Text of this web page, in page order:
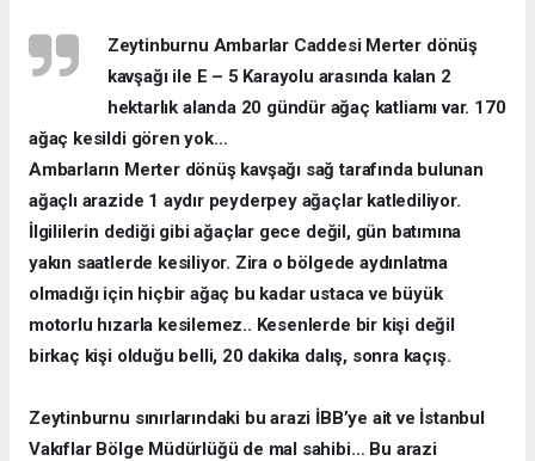
Zeytinburnu Ambarlar Caddesi Merter dönüş
kavşağı ile E – 5 Karayolu arasında kalan 2
hektarlık alanda 20 gündür ağaç katliamı var. 170
ağaç kesildi gören yok…
Ambarların Merter dönüş kavşağı sağ tarafında bulunan
ağaçlı arazide 1 aydır peyderpey ağaçlar katlediliyor.
İlgililerin dediği gibi ağaçlar gece değil, gün batımına
yakın saatlerde kesiliyor. Zira o bölgede aydınlatma
olmadığı için hiçbir ağaç bu kadar ustaca ve büyük
motorlu hızarla kesilemez.. Kesenlerde bir kişi değil
birkaç kişi olduğu belli, 20 dakika dalış, sonra kaçış.
Zeytinburnu sınırlarındaki bu arazi İBB’ye ait ve İstanbul
Vakıflar Bölge Müdürlüğü de mal sahibi… Bu arazi